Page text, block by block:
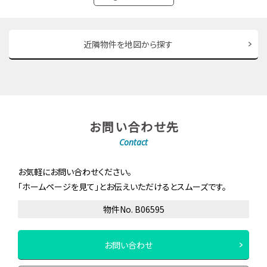
近隣物件を地図から探す
お問い合わせ先
Contact
お気軽にお問い合わせください。
「ホームページを見て」とお伝えいただけるとスムーズです。
物件No. B06595
お問い合わせ